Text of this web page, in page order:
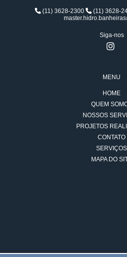
(11) 3628-2300 (11) 3628-
Siga-nos
MENU
HOME
QUEM
NOSSOS
PROJETOS
CONTATO
SERVIÇOS
MAPA DO